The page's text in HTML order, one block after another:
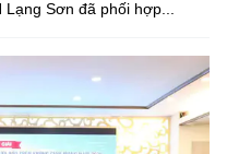
Sơn đã phối hợp...